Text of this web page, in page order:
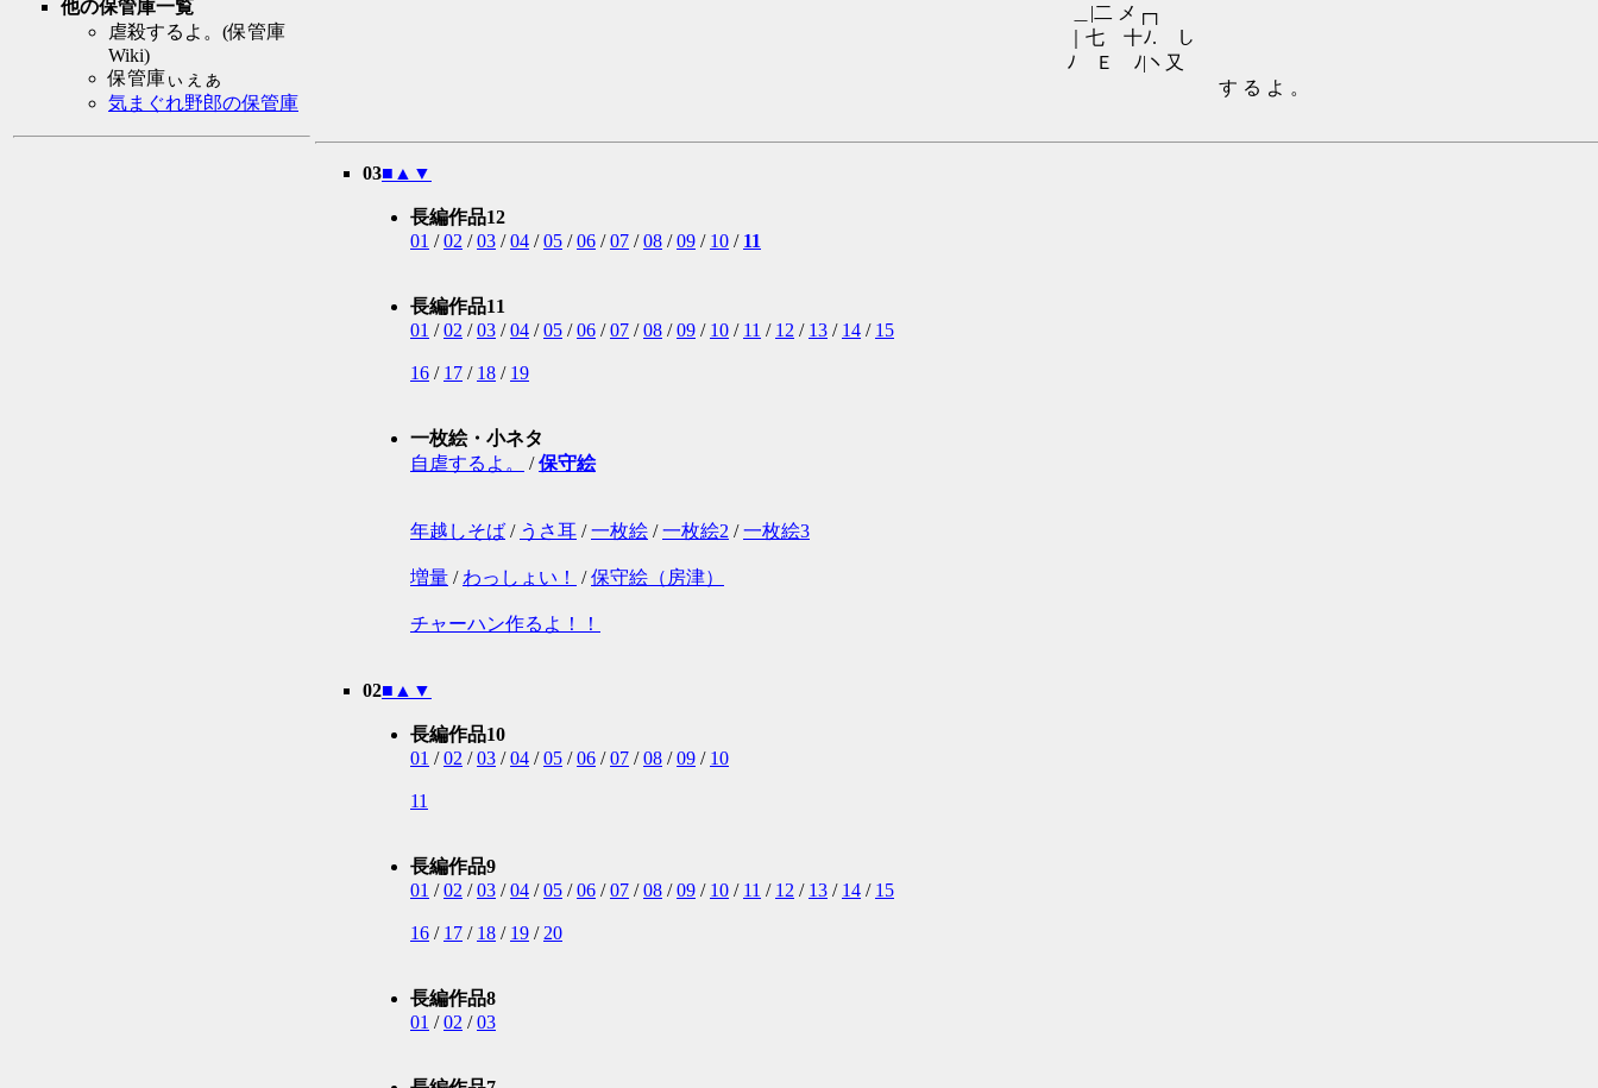
他の保管庫一覧
虐殺するよ。(保管庫
Wiki)
保管庫ぃぇぁ
気まぐれ野郎の保管庫
＿|二 メ┌┐
｜七 十ﾉ. し
ﾉ Ｅ ﾉ|ヽ又
す る よ 。
03■ ▲ ▼
長編作品12
01 /02 /03 /04 /05 /06 /07 /08 /09 / 10 / 11
長編作品11
01 /02 /03 /04 /05 /06 /07 /08 /09 / 10 / 11 / 12 / 13 / 14 / 15
16 / 17 / 18 / 19
一枚絵・小ネタ
自虐するよ。
/保守絵
年越しそば / うさ耳 /一枚絵 /一枚絵2 /一枚絵3
増量 / わっしょい！ /保守絵（房津）
チャーハン作るよ！！
02■ ▲ ▼
長編作品10
01 /02 /03 /04 /05 /06 /07 /08 /09 / 10
11
長編作品9
01 /02 /03 /04 /05 /06 /07 /08 /09 / 10 / 11 / 12 / 13 / 14 / 15
16 / 17 / 18 / 19 / 20
長編作品8
01 /02 /03